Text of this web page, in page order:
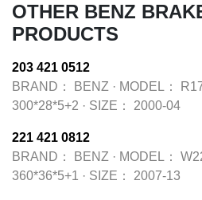
OTHER BENZ
PRODUCTS
203 421 0512
BRAND：
BENZ · MODEL：
300*28*5+2 · SIZE： 2000-04
221 421 0812
BRAND：
BENZ · MODEL：
360*36*5+1 · SIZE： 2007-13